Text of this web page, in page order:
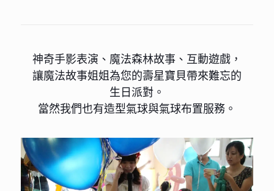
神奇手影表演、魔法森林故事、互動遊戲，
讓魔法故事姐姐為您的壽星寶貝帶來難忘的
生日派對。
當然我們也有造型氣球與氣球布置服務。